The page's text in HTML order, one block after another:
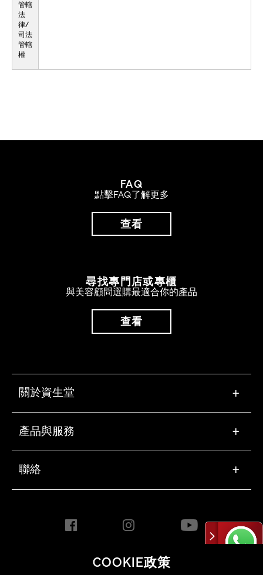
管轄
法
律/
司法
管轄
權
COOKIE政策
FAQ
點擊FAQ了解更多
查看
尋找專門店或專櫃
與美容顧問選購最適合你的產品
查看
關於資生堂 +
產品與服務 +
聯絡 +